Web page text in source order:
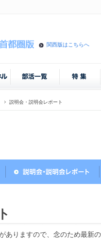
関西版はこちらへ
説明会・説明会レポート
りますので、念のため最新